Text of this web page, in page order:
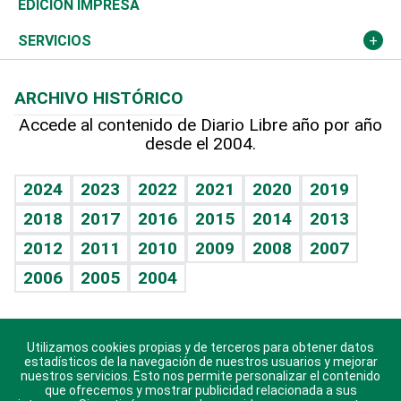
Resto del mundo
Economía personal
Podcast Arte Libre
Hablando con el pediatra
Vida y familia
Eñe
Celebrando la vida
Sin complejos
En pocas palabras
Escuchando al corazón
Economía Personal
Más deportes
Línea de hit
TBT Deportivo
Columnistas
Martes de tecnología
Cambio climático
Deportes
Opinión
Hecho en casa
Guía del dinero
EDICIÓN IMPRESA
SERVICIOS
Cumpleaños
Horóscopos
Crucigramas
ARCHIVO HISTÓRICO
Accede al contenido de Diario Libre año por año
desde el 2004.
2024 2023 2022 2021 2020
2019
2018
2017 2016 2015 2014
2013
2012
2011 2010 2009 2008
2007
2006
2005 2004
Descarga nuestras aplicaciones para Android, iOS y
sistema Huawei.
Utilizamos cookies propias y de terceros para obtener datos
estadísticos de la navegación de nuestros usuarios y mejorar
nuestros servicios. Esto nos permite personalizar el contenido
que ofrecemos y mostrar publicidad relacionada a sus